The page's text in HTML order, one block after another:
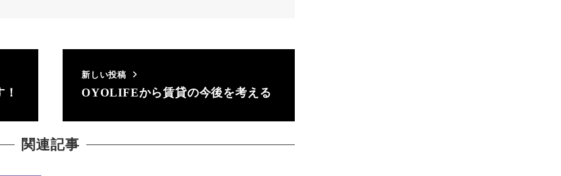
新しい投稿
OYOLIFEから賃貸の今後を考える
関連記事